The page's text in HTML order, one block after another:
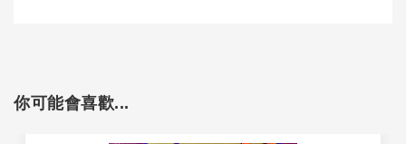
你可能會喜歡...